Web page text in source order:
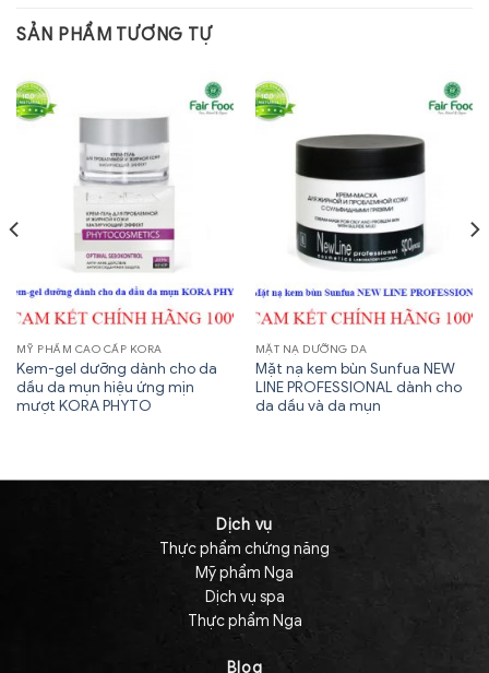
SẢN PHẨM TƯƠNG TỰ
MỸ PHẨM CAO CẤP KORA
Kem-gel dưỡng dành cho da
dầu da mụn hiệu ứng mịn
mượt KORA PHYTO
MẶT NẠ DƯỠNG DA
Mặt nạ kem bùn Sunfua NEW
LINE PROFESSIONAL dành cho
da dầu và da mụn
Dịch vụ
Thực phẩm chứng năng
Mỹ phẩm Nga
Dịch vụ spa
Thực phẩm Nga
Blog